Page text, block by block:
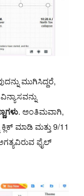
ಮುಗಿಸಿದ್ದರೆ,
. ಅಂತಿಮವಾಗಿ,
ಮಾಡಿ ಮತ್ತು 9/11
ಫೈಲ್